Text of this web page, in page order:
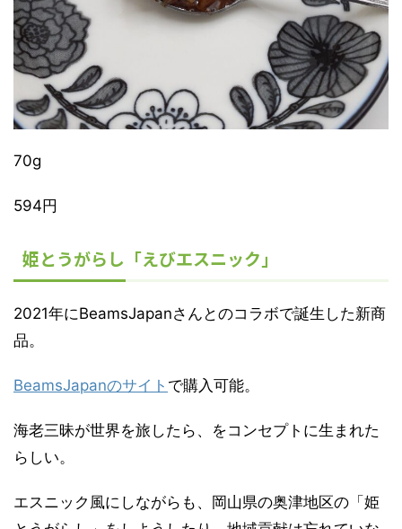
70g
594円
姫とうがらし「えびエスニック」
2021年にBeamsJapanさんとのコラボで誕生した新商
品。
BeamsJapanのサイト で購入可能。
海老三昧が世界を旅したら、をコンセプトに生まれた
らしい。
エスニック風にしながらも、岡山県の奥津地区の「姫